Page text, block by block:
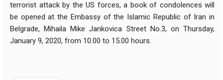
terrorist attack by the US forces, a book of condolences will
‎be opened at the Embassy of the Islamic Republic of Iran in
Belgrade, Mihaila Mike ‎Jankovica Street No.3, on Thursday,
January 9, 2020, from 10.00 to 15.00 hours.‎